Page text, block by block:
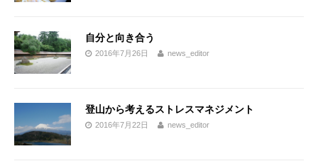
自分と向き合う
2016年7月26日 news_editor
登山から考えるストレスマネジメント
2016年7月22日 news_editor